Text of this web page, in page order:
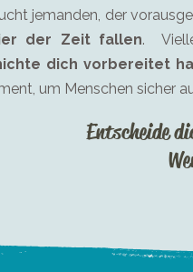
jemanden, der
der Zeit fallen.
dich vorbereitet
um Menschen sicher
Entscheide